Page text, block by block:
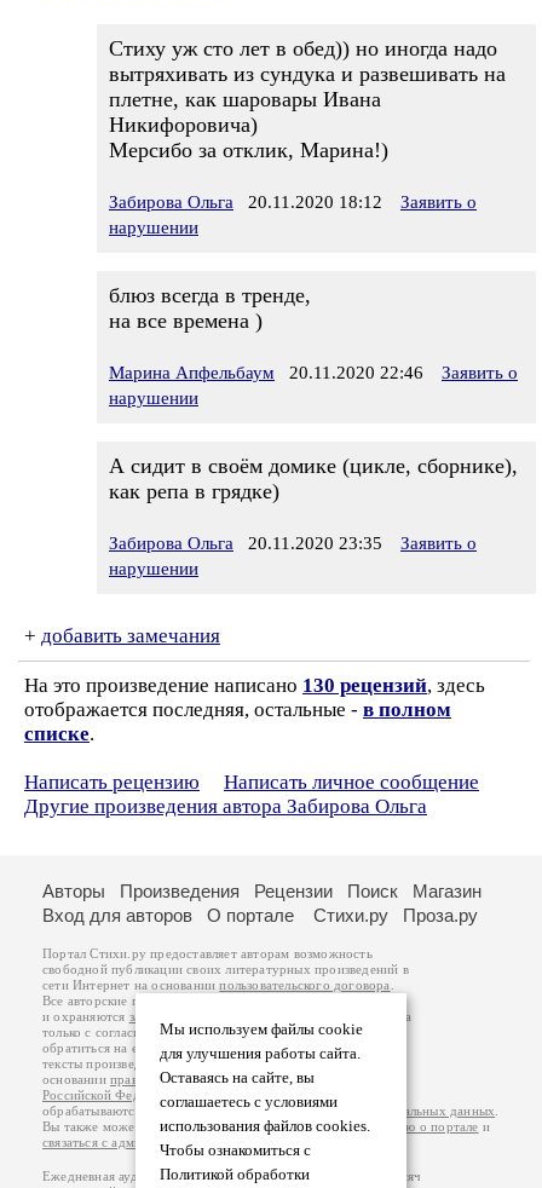
Стиху уж сто лет в обед)) но иногда надо
вытряхивать из сундука и развешивать на
плетне, как шаровары Ивана
Никифоровича)
Мерсибо за отклик, Марина!)
Забирова Ольга 20.11.2020 18:12
Заявить о
нарушении
блюз всегда в тренде,
на все времена )
Марина Апфельбаум 20.11.2020 22:46
Заявить о
нарушении
А сидит в своём домике (цикле, сборнике),
как репа в грядке)
Забирова Ольга 20.11.2020 23:35
Заявить о
нарушении
+ добавить замечания
На это произведение написано 130 рецензий, здесь
отображается последняя, остальные - в полном
списке.
Написать рецензию
Написать личное сообщение
Другие произведения автора Забирова Ольга
Мы используем файлы cookie
для улучшения работы сайта.
Оставаясь на сайте, вы
соглашаетесь с условиями
использования файлов cookies.
Чтобы ознакомиться с
Политикой обработки
Авторы Произведения Рецензии Поиск
Магазин
Вход для авторов
О портале Стихи.ру Проза.ру
Портал Стихи.ру предоставляет авторам возможность
свободной публикации своих литературных произведений в
сети Интернет на основаниипользовательского договора
Все авторские права на произведения принадлежат авторам
и охраняются законом
. Перепечатка произведений возможна
только с согласия его автора, к которому вы можете
обратиться на его авторской странице. Ответственность за
тексты произведений авторы несут самостоятельно на
основанииправил публикацииизаконодательства
Российской Федерации
обрабатываются на основанииПолитики обработки персональных данных
Вы также можете посмотреть более подробнуюинформацию о портале и
связаться с администрацией
Ежедневная аудитория портала Стихи.ру – порядка 200 тысяч